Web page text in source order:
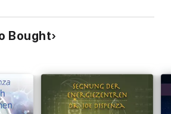
Bought